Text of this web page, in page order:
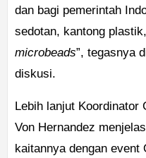
dan bagi pemerintah
sedotan, kantong plastik,
microbeads”, tegasnya
diskusi.
Lebih lanjut
Von Hernandez
kaitannya dengan event